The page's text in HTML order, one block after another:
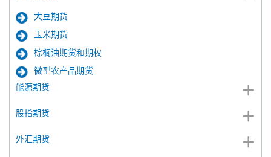
大豆期货
玉米期货
棕榈油期货和期权
微型农产品期货
能源期货
股指期货
外汇期货